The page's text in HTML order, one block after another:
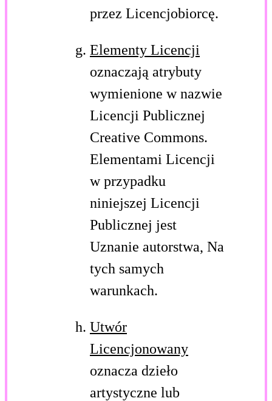
przez Licencjobiorcę.
Elementy Licencji
oznaczają atrybuty
wymienione w nazwie
Licencji Publicznej
Creative Commons.
Elementami Licencji
w przypadku
niniejszej Licencji
Publicznej jest
Uznanie autorstwa, Na
tych samych
warunkach.
Utwór
Licencjonowany
oznacza dzieło
artystyczne lub